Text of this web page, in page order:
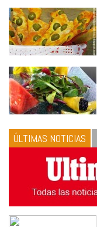
ÚLTIMAS NOTICIAS